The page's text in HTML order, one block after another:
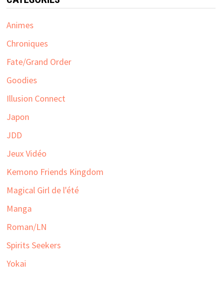
Animes
Chroniques
Fate/Grand Order
Goodies
Illusion Connect
Japon
JDD
Jeux Vidéo
Kemono Friends Kingdom
Magical Girl de l'été
Manga
Roman/LN
Spirits Seekers
Yokai